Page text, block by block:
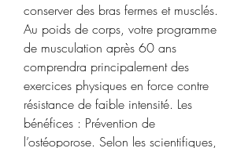
conserver des bras fermes et musclés.
Au poids de corps, votre programme
de musculation après 60 ans
comprendra principalement des
exercices physiques en force contre
résistance de faible intensité. Les
bénéfices : Prévention de
l’ostéoporose. Selon les scientifiques,